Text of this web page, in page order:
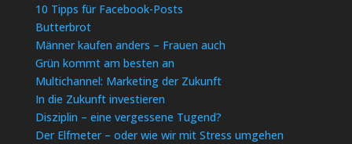
10 Tipps für Facebook-Posts
Butterbrot
Männer kaufen anders – Frauen auch
Grün kommt am besten an
Multichannel: Marketing der Zukunft
In die Zukunft investieren
Disziplin – eine vergessene Tugend?
Der Elfmeter – oder wie wir mit Stress umgehen